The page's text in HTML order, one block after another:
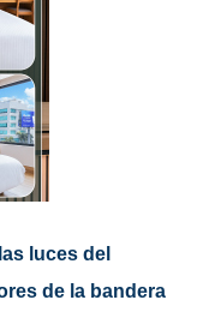
luces del
de la bandera